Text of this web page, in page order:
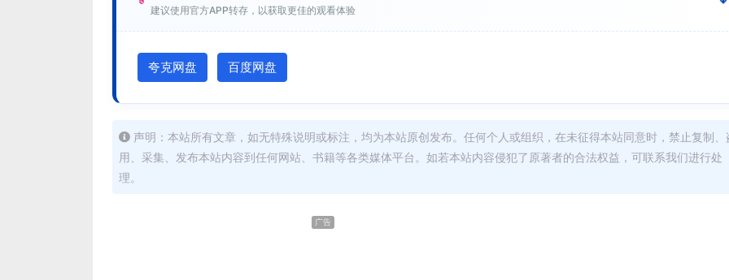
建议使用官方APP转存，以获取更佳的观看体验
夸克网盘 百度网盘
声明：本站所有文章，如无特殊说明或标注，均为本站原创发布。任何个人或组织，在未征得本站同意时，禁止复制、
用、采集、发布本站内容到任何网站、书籍等各类媒体平台。如若本站内容侵犯了原著者的合法权益，可联系我们进行处
理。
广告